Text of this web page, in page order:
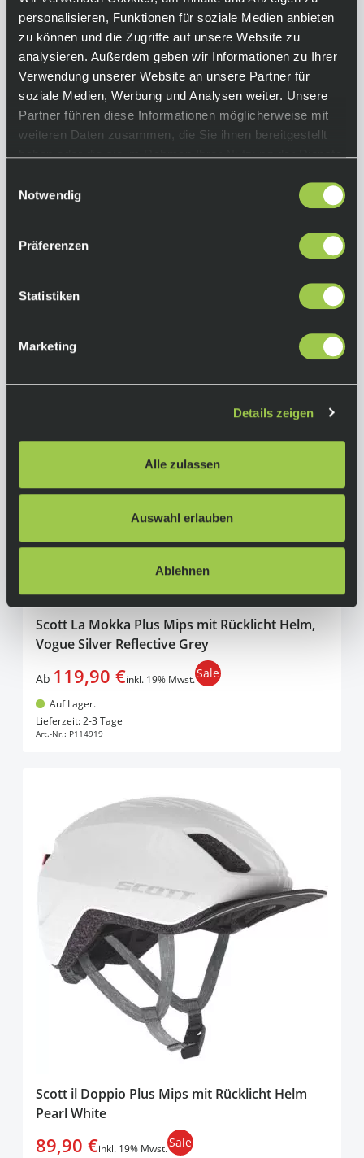
personalisieren, Funktionen für soziale Medien anbieten
zu können und die Zugriffe auf unsere Website zu
analysieren. Außerdem geben wir Informationen zu Ihrer
Verwendung unserer Website an unsere Partner für
soziale Medien, Werbung und Analysen weiter. Unsere
Partner führen diese Informationen möglicherweise mit
weiteren Daten zusammen, die Sie ihnen bereitgestellt
haben oder die sie im Rahmen Ihrer Nutzung der Dienste
Notwendig
Präferenzen
Statistiken
Marketing
Details zeigen
Alle zulassen
Auswahl erlauben
Ablehnen
Scott il Doppio Plus Helm mit Rücklicht Granit
89,90 €
Lieferzeit: 2-3 Tage
Scott La Mokka Plus Mips mit Rücklicht Helm,
Vogue Silver Reflective Grey
Ab 119,90 €inkl. 19% Mwst.Sale
Auf Lager.
Lieferzeit: 2-3 Tage
Art.-Nr.: P114919
Scott il Doppio Plus Mips mit Rücklicht Helm
Pearl White
89,90 €inkl. 19% Mwst.Sale